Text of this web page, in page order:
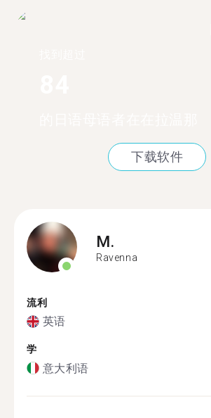
下载软件
M.
Ravenna
流利
英语
学
意大利语